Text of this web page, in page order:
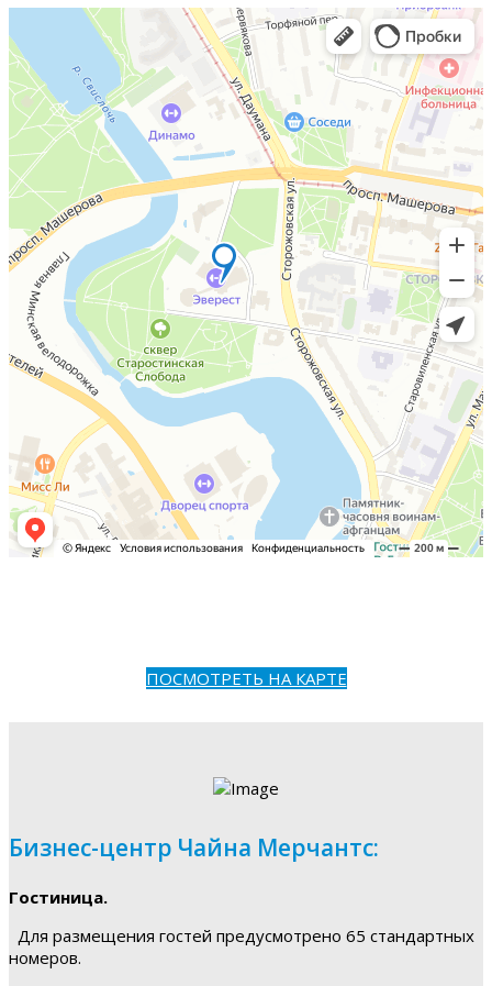
ПОСМОТРЕТЬ НА КАРТЕ
Бизнес-центр Чайна Мерчантс:
Гостиница.
Для размещения гостей предусмотрено 65 стандартных
номеров.